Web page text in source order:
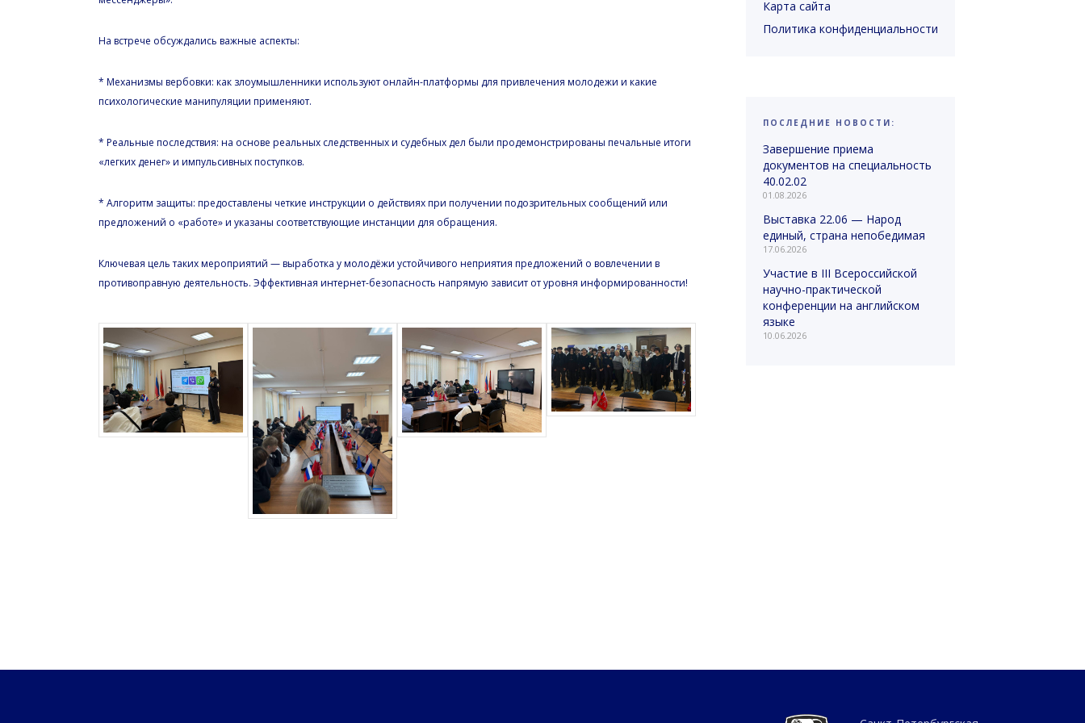
На встрече обсуждались важные аспекты:
* Механизмы вербовки: как злоумышленники используют онлайн-платформы для привлечения молодежи и какие
психологические манипуляции применяют.
* Реальные последствия: на основе реальных следственных и судебных дел были продемонстрированы печальные итоги
«легких денег» и импульсивных поступков.
* Алгоритм защиты: предоставлены четкие инструкции о действиях при получении подозрительных сообщений или
предложений о «работе» и указаны соответствующие инстанции для обращения.
Ключевая цель таких мероприятий — выработка у молодёжи устойчивого неприятия предложений о вовлечении в
противоправную деятельность. Эффективная интернет-безопасность напрямую зависит от уровня информированности!
Карта сайта
Политика конфиденциальности
ПОСЛЕДНИЕ НОВОСТИ:
Завершение приема
документов на специальность
40.02.02
01.08.2026
Выставка 22.06 — Народ
единый, страна непобедимая
17.06.2026
Участие в III Всероссийской
научно-практической
конференции на английском
языке
10.06.2026